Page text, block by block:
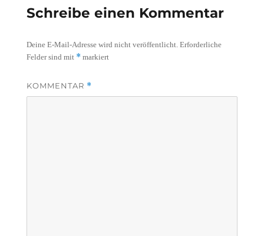
Schreibe einen Kommentar
Deine E-Mail-Adresse wird nicht veröffentlicht. Erforderliche
Felder sind mit *markiert
KOMMENTAR *